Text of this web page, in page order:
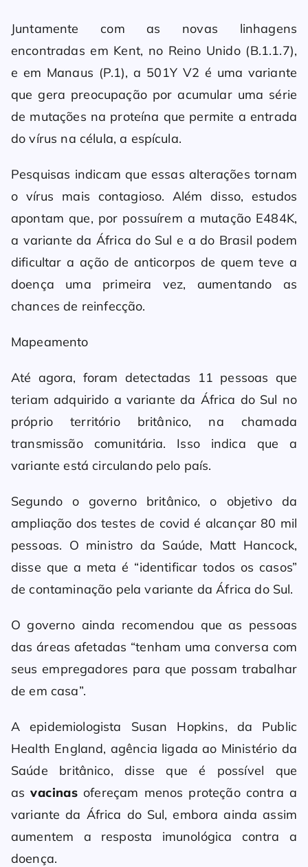
Juntamente com as novas linhagens
encontradas em Kent, no Reino Unido (B.1.1.7),
e em Manaus (P.1), a 501Y V2 é uma variante
que gera preocupação por acumular uma série
de mutações na proteína que permite a entrada
do vírus na célula, a espícula.
Pesquisas indicam que essas alterações tornam
o vírus mais contagioso. Além disso, estudos
apontam que, por possuírem a mutação E484K,
a variante da África do Sul e a do Brasil podem
dificultar a ação de anticorpos de quem teve a
doença uma primeira vez, aumentando as
chances de reinfecção.
Mapeamento
Até agora, foram detectadas 11 pessoas que
teriam adquirido a variante da África do Sul no
próprio território britânico, na chamada
transmissão comunitária. Isso indica que a
variante está circulando pelo país.
Segundo o governo britânico, o objetivo da
ampliação dos testes de covid é alcançar 80 mil
pessoas. O ministro da Saúde, Matt Hancock,
disse que a meta é “identificar todos os casos”
de contaminação pela variante da África do Sul.
O governo ainda recomendou que as pessoas
das áreas afetadas “tenham uma conversa com
seus empregadores para que possam trabalhar
de em casa”.
A epidemiologista Susan Hopkins, da Public
Health England, agência ligada ao Ministério da
Saúde britânico, disse que é possível que
asvacinas ofereçam menos proteção contra a
variante da África do Sul, embora ainda assim
aumentem a resposta imunológica contra a
doença.